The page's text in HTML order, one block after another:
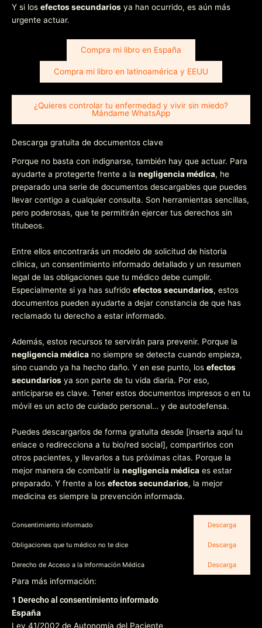
Y si los efectos secundarios ya han ocurrido, es aún más
urgente actuar.
Compra mi libro en España
Compra mi libro en latinoamérica y EEUU
¿Quieres controlar tu enfermedad y vivir sin miedo?
Mándame WhatsApp
Descarga gratuita de documentos clave
Porque no basta con indignarse, también hay que actuar. Para
ayudarte a protegerte frente a la negligencia médica, he
preparado una serie de documentos descargables que puedes
llevar contigo a cualquier consulta. Son herramientas sencillas,
pero poderosas, que te permitirán ejercer tus derechos sin
titubeos.
Entre ellos encontrarás un modelo de solicitud de historia
clínica, un consentimiento informado detallado y un resumen
legal de las obligaciones que tu médico debe cumplir.
Especialmente si ya has sufrido efectos secundarios, estos
documentos pueden ayudarte a dejar constancia de que has
reclamado tu derecho a estar informado.
Además, estos recursos te servirán para prevenir. Porque la
negligencia médica no siempre se detecta cuando empieza,
sino cuando ya ha hecho daño. Y en ese punto, los efectos
secundarios ya son parte de tu vida diaria. Por eso,
anticiparse es clave. Tener estos documentos impresos o en tu
móvil es un acto de cuidado personal… y de autodefensa.
Puedes descargarlos de forma gratuita desde [inserta aquí tu
enlace o redirecciona a tu bio/red social], compartirlos con
otros pacientes, y llevarlos a tus próximas citas. Porque la
mejor manera de combatir la negligencia médica es estar
preparado. Y frente a los efectos secundarios, la mejor
medicina es siempre la prevención informada.
Consentimiento informado Descarga
Obligaciones que tu médico no te dice Descarga
Derecho de Acceso a la Información Médica Descarga
Para más información:
1 Derecho al consentimiento informado
España
Ley 41/2002 de Autonomía del Paciente